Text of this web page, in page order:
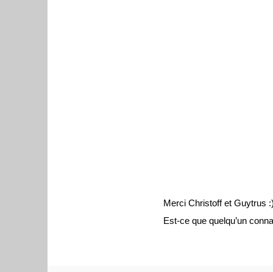
Merci Christoff et Guytrus
Est-ce que quelqu’un